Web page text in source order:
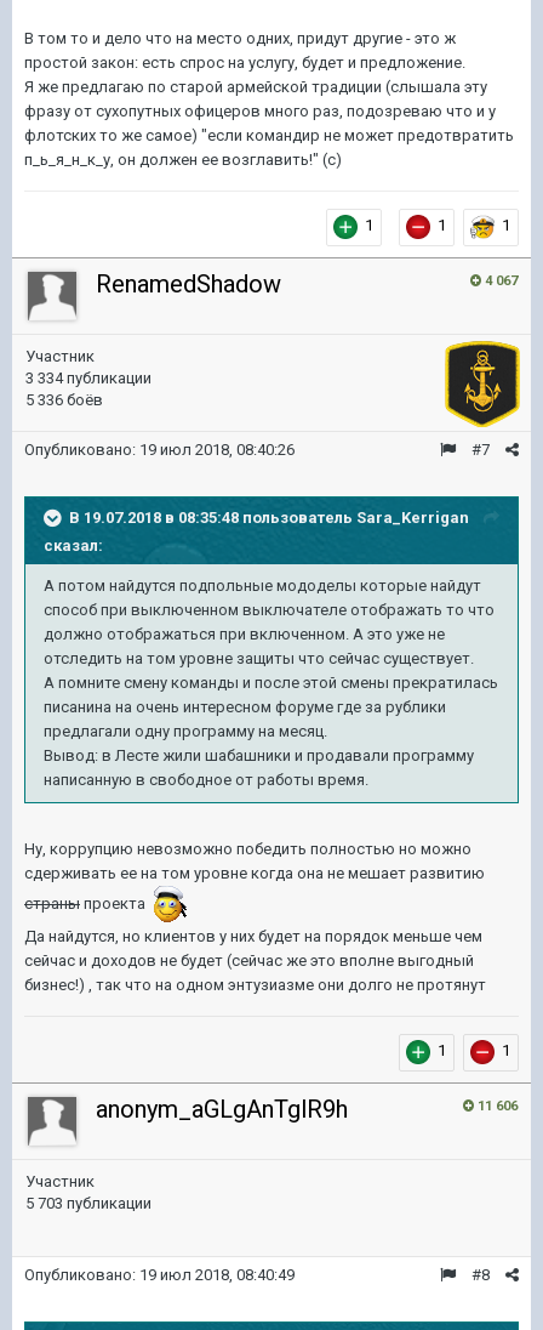
В том то и дело что на место одних, придут другие - это ж
простой закон: есть спрос на услугу, будет и предложение.
Я же предлагаю по старой армейской традиции (слышала эту
фразу от сухопутных офицеров много раз, подозреваю что и у
флотских то же самое) "если командир не может предотвратить
п_ь_я_н_к_у, он должен ее возглавить!" (с)
1 1 1
4 067
RenamedShadow
Участник
3 334 публикации
5 336 боёв
#7
Опубликовано: 19 июл 2018, 08:40:26
В 19.07.2018 в 08:35:48 пользователь Sara_Kerrigan
сказал:
А потом найдутся подпольные мододелы которые найдут
способ при выключенном выключателе отображать то что
должно отображаться при включенном. А это уже не
отследить на том уровне защиты что сейчас существует.
А помните смену команды и после этой смены прекратилась
писанина на очень интересном форуме где за рублики
предлагали одну программу на месяц.
Вывод: в Лесте жили шабашники и продавали программу
написанную в свободное от работы время.
Ну, коррупцию невозможно победить полностью но можно
сдерживать ее на том уровне когда она не мешает развитию
страны проекта
Да найдутся, но клиентов у них будет на порядок меньше чем
сейчас и доходов не будет (сейчас же это вполне выгодный
бизнес!) , так что на одном энтузиазме они долго не протянут
1 1
11 606
anonym_aGLgAnTglR9h
Участник
5 703 публикации
#8
Опубликовано: 19 июл 2018, 08:40:49